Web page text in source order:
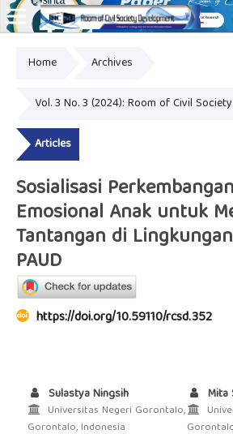
Home Archives
Vol. 3 No. 3 (2024): Room of Civil
Articles
Sosialisasi
Emosional Anak untuk
Tantangan di
PAUD
https://doi.org/10.59110/rcsd.352
Sulastya Ningsih
Universitas Negeri Gorontalo,
Gorontalo, Indonesia
Mita